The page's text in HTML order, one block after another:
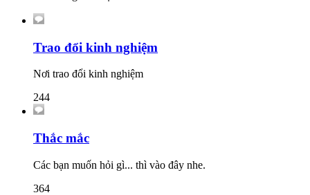
Trao đổi kinh nghiệm
Nơi trao đổi kinh nghiệm
244
Thắc mắc
Các bạn muốn hỏi gì... thì vào đây nhe.
364